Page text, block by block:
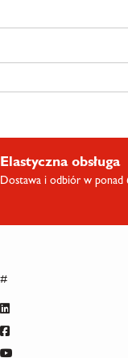
Elastyczna obsługa
Dostawa i odbiór w ponad
#